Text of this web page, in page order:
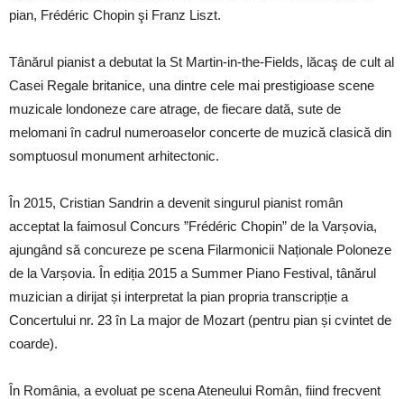
pian, Frédéric Chopin şi Franz Liszt.
Tânărul pianist a debutat la St Martin-in-the-Fields, lăcaş de cult al
Casei Regale britanice, una dintre cele mai prestigioase scene
muzicale londoneze care atrage, de fiecare dată, sute de
melomani în cadrul numeroaselor concerte de muzică clasică din
somptuosul monument arhitectonic.
În 2015, Cristian Sandrin a devenit singurul pianist român
acceptat la faimosul Concurs ”Frédéric Chopin” de la Varșovia,
ajungând să concureze pe scena Filarmonicii Naționale Poloneze
de la Varșovia. În ediția 2015 a Summer Piano Festival, tânărul
muzician a dirijat și interpretat la pian propria transcripție a
Concertului nr. 23 în La major de Mozart (pentru pian și cvintet de
coarde).
În România, a evoluat pe scena Ateneului Român, fiind frecvent